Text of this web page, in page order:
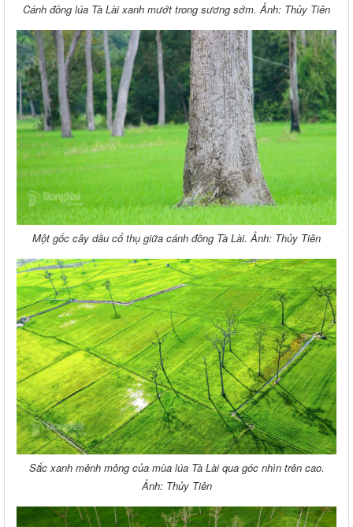
Cánh đồng lúa Tà Lài xanh mướt trong sương sớm. Ảnh: Thủy Tiên
Một gốc cây dầu cổ thụ giữa cánh đồng Tà Lài. Ảnh: Thủy Tiên
Sắc xanh mênh mông của mùa lúa Tà Lài qua góc nhìn trên cao.
Ảnh: Thủy Tiên